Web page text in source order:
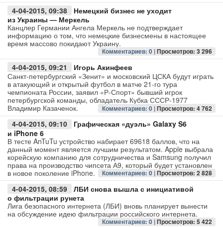
4-04-2015, 09:38
Немецкий бизнес не уходит
из Украины — Меркель
Канцлер Германии Ангела Меркель не подтверждает
информацию о том, что немецкие бизнесмены в настоящее
время массово покидают Украину.
Комментариев: 0 |Просмотров: 3 296
4-04-2015, 09:21
Игорь Акинфеев
Санкт-петербургский «Зенит» и московский ЦСКА будут играть
в атакующий и открытый футбол в матче 21-го тура
чемпионата России, заявил «Р-Спорт» бывший игрок
петербургской команды, обладатель Кубка СССР-1977
Владимир Казаченок.
Комментариев: 0 |Просмотров: 4 762
4-04-2015, 09:10
Графическая «дуэль» Galaxy S6
и iPhone 6
В тесте AnTuTu устройство набирает 69618 баллов, что на
данный момент является лучшим результатом. Apple выбрала
корейскую компанию для сотрудничества и Samsung получил
права на производство чипсета А9, который будет установлен
в новое поколение iPhone.
Комментариев: 0 |Просмотров: 2 828
4-04-2015, 08:59
ЛБИ снова вышла с инициативой
о фильтрации рунета
Лига безопасного интернета (ЛБИ) вновь планирует вынести
на обсуждение идею фильтрации российского интернета.
Комментариев: 0 |Просмотров: 5 422